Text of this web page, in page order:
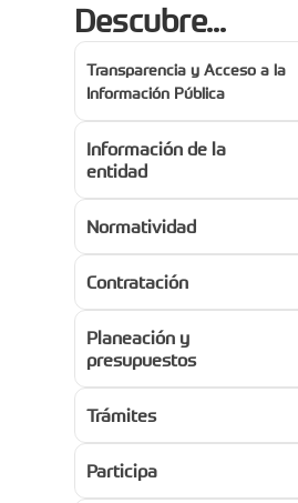
Descubre...
Transparencia y Acceso a la
Información Pública
Información de la
entidad
Normatividad
Contratación
Planeación y
presupuestos
Trámites
Participa